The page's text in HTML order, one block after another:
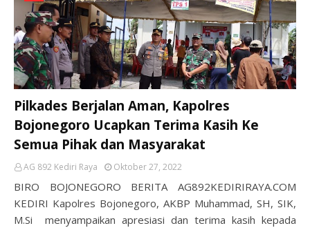
Pilkades Berjalan Aman, Kapolres
Bojonegoro Ucapkan Terima Kasih Ke
Semua Pihak dan Masyarakat
AG 892 Kediri Raya Oktober 27, 2022
BIRO BOJONEGORO BERITA AG892KEDIRIRAYA.COM
KEDIRI Kapolres Bojonegoro, AKBP Muhammad, SH, SIK,
M.Si menyampaikan apresiasi dan terima kasih kepada